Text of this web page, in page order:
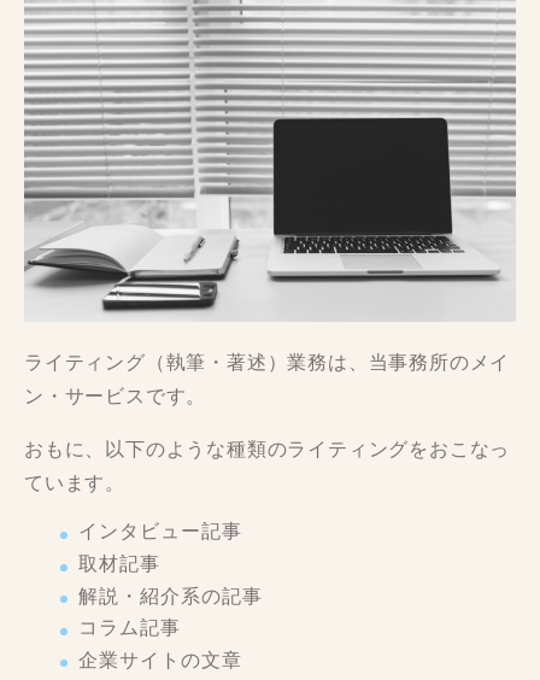
ライティング（執筆・著述）業務は、当事務所のメイ
ン・サービスです。
おもに、以下のような種類のライティングをおこなっ
ています。
インタビュー記事
取材記事
解説・紹介系の記事
コラム記事
企業サイトの文章